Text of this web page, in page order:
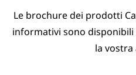
Le brochure dei prodotti
informativi sono
la